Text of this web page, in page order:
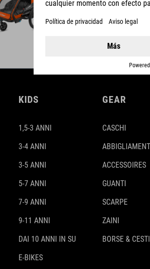
KIDS
1,5-3 ANNI
3-4 ANNI
3-5 ANNI
5-7 ANNI
7-9 ANNI
9-11 ANNI
DAI 10 ANNI IN SU
E-BIKES
GEAR
CASCHI
ACCESSOIRES
GUANTI
SCARPE
ZAINI
BORSE &